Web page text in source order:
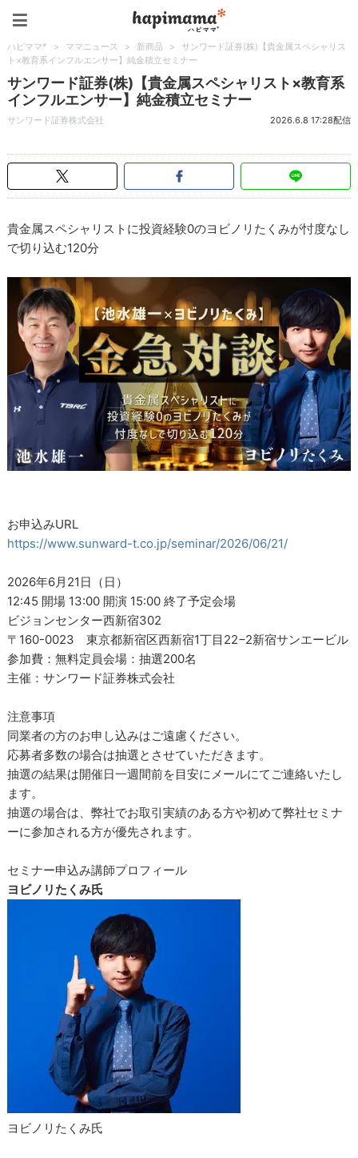
ハピママ* > ママニュース > 新商品 >
サンワード証券(株)【貴金属スペシャリス
ト×教育系インフルエンサー】純金積立セミナー
サンワード証券(株)【貴金属スペシャリスト×教育系
インフルエンサー】純金積立セミナー
サンワード証券株式会社 2026.6.8 17:28配信
貴金属スペシャリストに投資経験0のヨビノリたくみが忖度なし
で切り込む120分
お申込みURL
https://www.sunward-t.co.jp/seminar/2026/06/21/
2026年6月21日（日）
12:45 開場 13:00 開演 15:00 終了予定会場
ビジョンセンター西新宿302
〒160-0023 東京都新宿区西新宿1丁目22−2新宿サンエービル
参加費：無料定員会場：抽選200名
主催：サンワード証券株式会社
注意事項
同業者の方のお申し込みはご遠慮ください。
応募者多数の場合は抽選とさせていただきます。
抽選の結果は開催日一週間前を目安にメールにてご連絡いたし
ます。
抽選の場合は、弊社でお取引実績のある方や初めて弊社セミナ
ーに参加される方が優先されます。
セミナー申込み講師プロフィール
ヨビノリたくみ氏
ヨビノリたくみ氏